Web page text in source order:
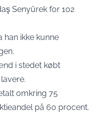
Senyürek for 102
han ikke kunne
i stedet købt
omkring 75
på 60 procent.